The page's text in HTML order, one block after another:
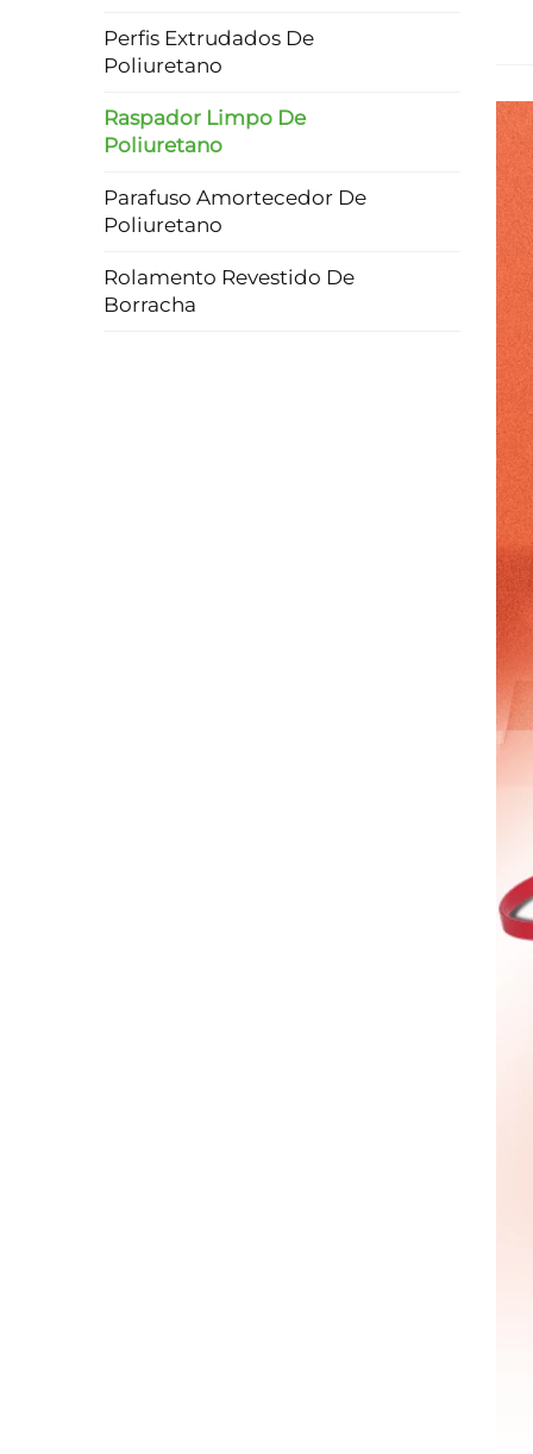
Perfis Extrudados De
Poliuretano
Raspador Limpo De
Poliuretano
Parafuso Amortecedor De
Poliuretano
Rolamento Revestido De
Borracha